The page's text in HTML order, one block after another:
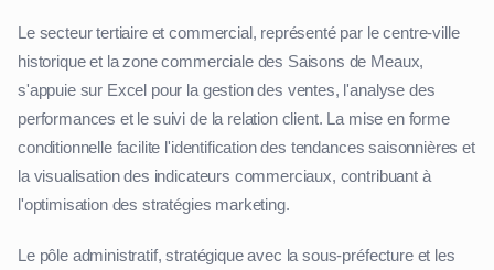
Le secteur tertiaire et commercial, représenté par le centre-ville
historique et la zone commerciale des Saisons de Meaux,
s'appuie sur Excel pour la gestion des ventes, l'analyse des
performances et le suivi de la relation client. La mise en forme
conditionnelle facilite l'identification des tendances saisonnières et
la visualisation des indicateurs commerciaux, contribuant à
l'optimisation des stratégies marketing.
Le pôle administratif, stratégique avec la sous-préfecture et les